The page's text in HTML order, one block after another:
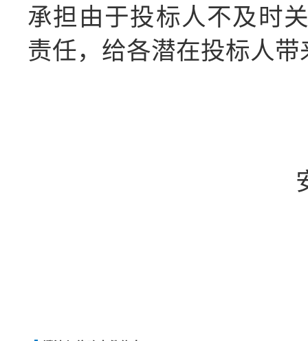
承担由于投标人不及时
责任，给各潜在投标人